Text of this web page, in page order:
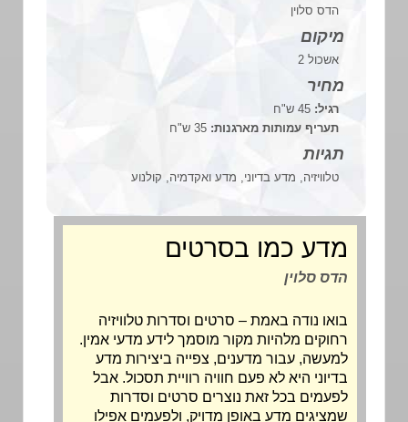
הדס סלוין
תעריף עמותות מארגנות:35 ש"ח
טלוויזיה, מדע בדיוני, מדע ואקדמיה, קולנוע
מדע כמו בסרטים
הדס סלוין
בואו נודה באמת – סרטים וסדרות טלוויזיה
רחוקים מלהיות מקור מוסמך לידע מדעי אמין.
למעשה, עבור מדענים, צפייה ביצירות מדע
בדיוני היא לא פעם חוויה רוויית תסכול. אבל
לפעמים בכל זאת נוצרים סרטים וסדרות
שמציגים מדע באופן מדויק, ולפעמים אפילו